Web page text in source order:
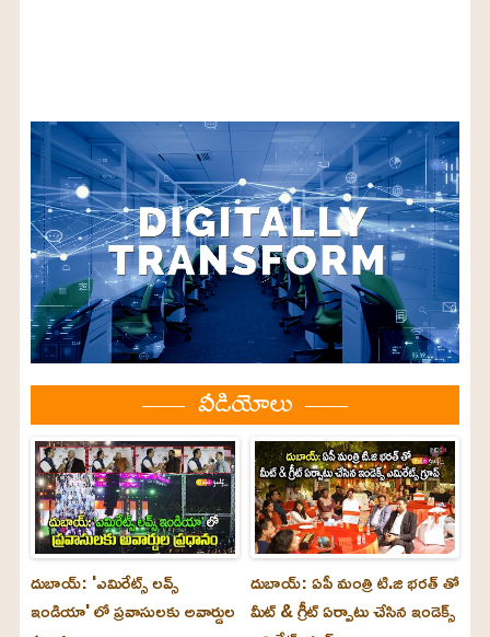
వీడియోలు
దుబాయ్: 'ఎమిరేట్స్ లవ్స్
ఇండియా' లో ప్రవాసులకు అవార్డుల
దుబాయ్: ఏపీ మంత్రి టి.జి భరత్ తో
మీట్ & గ్రీట్ ఏర్పాటు చేసిన ఇండెక్స్